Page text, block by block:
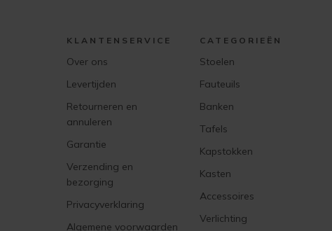
KLANTENSERVICE
Over ons
Levertijden
Retourneren en
annuleren
Garantie
Verzending en
bezorging
Privacyverklaring
Algemene voorwaarden
CATEGORIEËN
Stoelen
Fauteuils
Banken
Tafels
Kapstokken
Kasten
Accessoires
Verlichting